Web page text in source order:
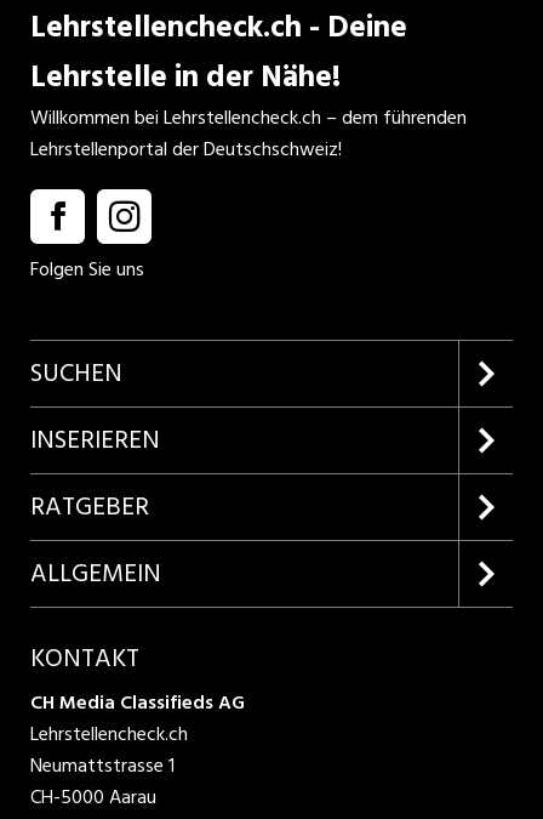
Lehrstellencheck.ch - Deine
Lehrstelle in der Nähe!
Willkommen bei Lehrstellencheck.ch – dem führenden
Lehrstellenportal der Deutschschweiz!
Folgen Sie uns
SUCHEN
Firmenprofile entdecken
Lehrstellen suchen
INSERIEREN
Kundenlogin
Inserieren
Produkte
RATGEBER
Lehrberufe entdecken
ALLGEMEIN
AGB
Datenschutzbestimmungen
Nutzungsbedingungen
KONTAKT
CH Media Classifieds AG
Lehrstellencheck.ch
Neumattstrasse 1
CH-5000 Aarau